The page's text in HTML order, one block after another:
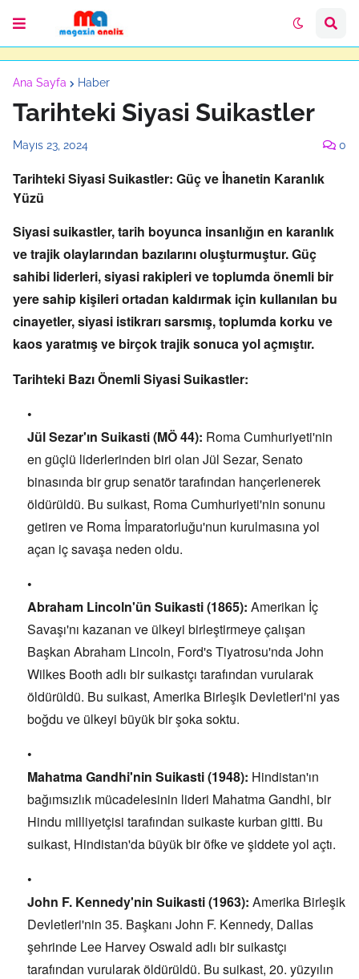
Ana Sayfa Haber
Tarihteki Siyasi Suikastler
Mayıs 23, 2024 0
Tarihteki Siyasi Suikastler: Güç ve İhanetin Karanlık
Yüzü
Siyasi suikastler,tarih boyunca insanlığın en karanlık
ve trajik olaylarından bazılarını oluşturmuştur.Güç
sahibi liderleri,siyasi rakipleri ve toplumda önemli bir
yere sahip kişileri ortadan kaldırmak için kullanılan bu
cinayetler,siyasi istikrarı sarsmış,toplumda korku ve
kaos yaratmış ve birçok trajik sonuca yol açmıştır.
Tarihteki Bazı Önemli Siyasi Suikastler:
Jül Sezar'ın Suikasti (MÖ 44): Roma Cumhuriyeti'nin
en güçlü liderlerinden biri olan Jül Sezar, Senato
binasında bir grup senatör tarafından hançerlenerek
öldürüldü. Bu suikast, Roma Cumhuriyeti'nin sonunu
getiren ve Roma İmparatorluğu'nun kurulmasına yol
açan iç savaşa neden oldu.
Abraham Lincoln'ün Suikasti (1865): Amerikan İç
Savaşı'nı kazanan ve ülkeyi birleştirmeye çalışan
Başkan Abraham Lincoln, Ford's Tiyatrosu'nda John
Wilkes Booth adlı bir suikastçı tarafından vurularak
öldürüldü. Bu suikast, Amerika Birleşik Devletleri'ni yas
boğdu ve ülkeyi büyük bir şoka soktu.
Mahatma Gandhi'nin Suikasti (1948): Hindistan'ın
bağımsızlık mücadelesinin lideri Mahatma Gandhi, bir
Hindu milliyetçisi tarafından suikaste kurban gitti. Bu
suikast, Hindistan'da büyük bir öfke ve şiddete yol açtı.
John F. Kennedy'nin Suikasti (1963): Amerika Birleşik
Devletleri'nin 35. Başkanı John F. Kennedy, Dallas
şehrinde Lee Harvey Oswald adlı bir suikastçı
tarafından vurularak öldürüldü. Bu suikast, 20. yüzyılın